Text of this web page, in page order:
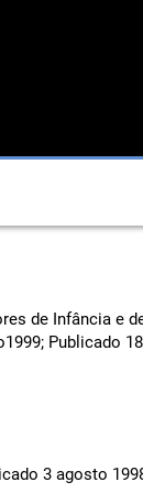
de Infância e
Publicado 18
3 agosto